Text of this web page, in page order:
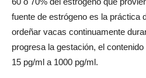
fuente de estrógeno es la práctica
ordeñar vacas continuamente
progresa la gestación, el
15 pg/ml a 1000 pg/ml.